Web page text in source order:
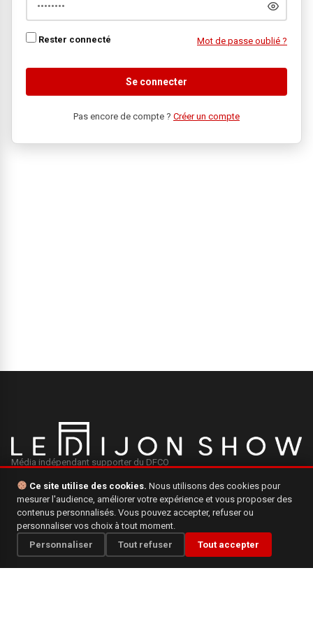
Rester connecté Mot de passe oublié ?
Se connecter
Pas encore de compte ? Créer un compte
Média indépendant supporter du DFCO
INFORMATIONS
Mentions légales
Qui sommes-nous ?
Ce site utilise des cookies. Nous utilisons des cookies pour
mesurer l'audience, améliorer votre expérience et vous proposer des
contenus personnalisés. Vous pouvez accepter, refuser ou
personnaliser vos choix à tout moment.
Personnaliser
Tout refuser Tout accepter